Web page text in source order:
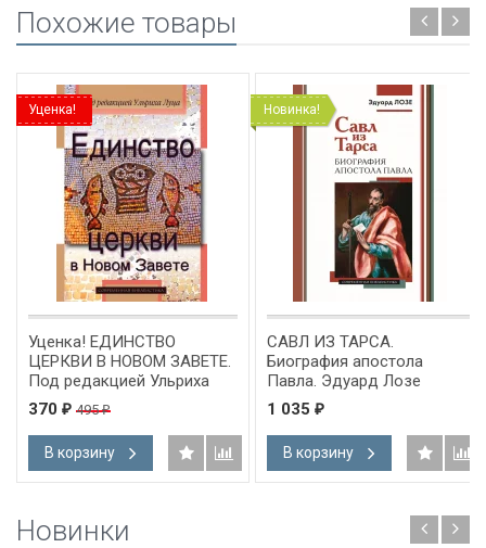
Похожие товары
Уценка!
Уценка! ЕДИНСТВО
ЦЕРКВИ В НОВОМ ЗАВЕТЕ.
Под редакцией Ульриха
Луца
370 ₽ 495₽
В корзину
Новинка!
САВЛ ИЗ ТАРСА.
Биография апостола
Павла. Эдуард Лозе
1 035 ₽
В корзину
Новинки